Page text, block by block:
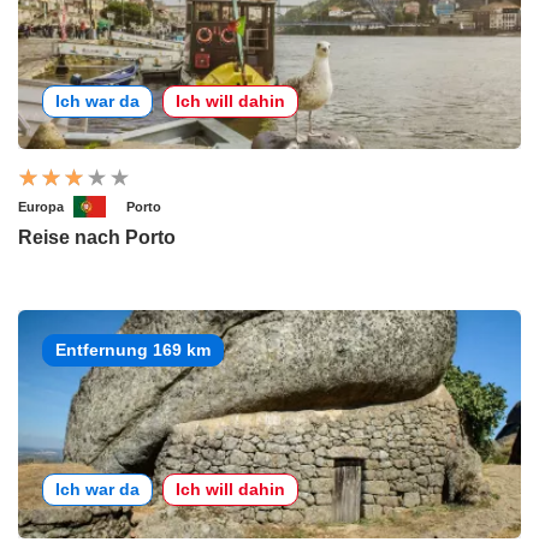
Ich war da Ich will dahin
Europa Porto
Reise nach Porto
Entfernung 169 km
Ich war da Ich will dahin